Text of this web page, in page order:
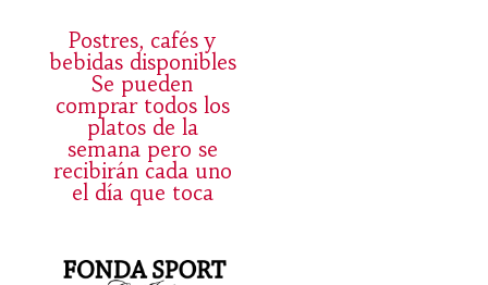
Postres, cafés y
bebidas disponibles
Se pueden
comprar todos los
platos de la
semana pero se
recibirán cada uno
el día que toca